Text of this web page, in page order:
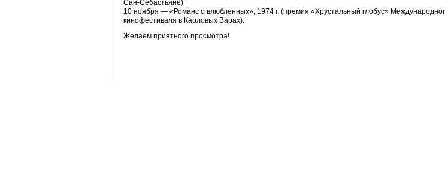
Сан-Себастьяне)
10 ноября — «Романс о влюбленных», 1974 г. (премия «Хрустальный глобус»
кинофестиваля в Карловых Варах).
Желаем приятного просмотра!